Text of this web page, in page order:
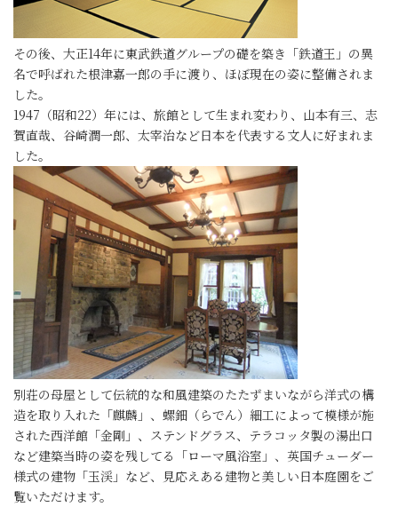
その後、大正14年に東武鉄道グループの礎を築き「鉄道王」の異
名で呼ばれた根津嘉一郎の手に渡り、ほぼ現在の姿に整備されま
した。
1947（昭和22）年には、旅館として生まれ変わり、山本有三、志
賀直哉、谷崎潤一郎、太宰治など日本を代表する文人に好まれま
した。
別荘の母屋として伝統的な和風建築のたたずまいながら洋式の構
造を取り入れた「麒麟」、螺鈿（らでん）細工によって模様が施
された西洋館「金剛」、ステンドグラス、テラコッタ製の湯出口
など建築当時の姿を残してる「ローマ風浴室」、英国チューダー
様式の建物「玉渓」など、見応えある建物と美しい日本庭園をご
覧いただけます。